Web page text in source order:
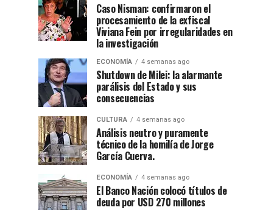
Caso Nisman: confirmaron el
procesamiento de la exfiscal
Viviana Fein por irregularidades en
la investigación
ECONOMÍA 4 semanas ago
Shutdown de Milei: la alarmante
parálisis del Estado y sus
consecuencias
CULTURA 4 semanas ago
Análisis neutro y puramente
técnico de la homilía de Jorge
García Cuerva.
ECONOMÍA 4 semanas ago
El Banco Nación colocó títulos de
deuda por USD 270 millones